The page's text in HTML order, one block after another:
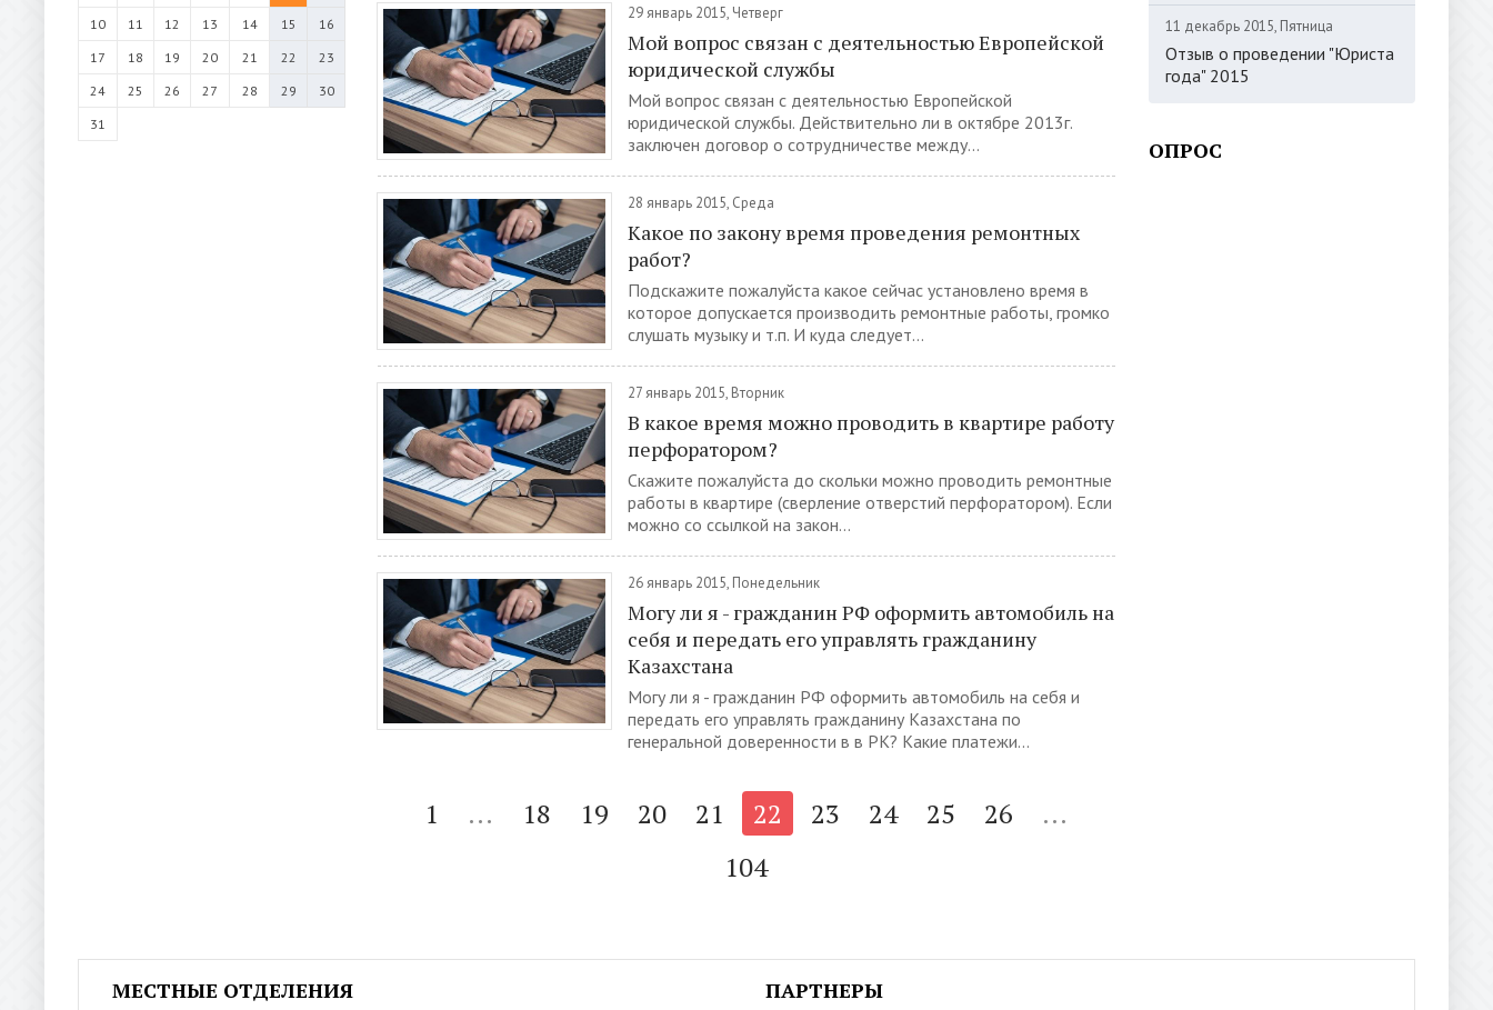
10
11 12 13 14 15
16
17
18 19 20 21 22
23
24
25 26 27 28 29
30
31
29 январь 2015, Четверг
Мой вопрос связан с деятельностью Европейской
юридической службы
Мой вопрос связан с деятельностью Европейской
юридической службы. Действительно ли в октябре 2013г.
заключен договор о сотрудничестве между...
28 январь 2015, Среда
Какое по закону время проведения ремонтных
работ?
Подскажите пожалуйста какое сейчас установлено время в
которое допускается производить ремонтные работы, громко
слушать музыку и т.п. И куда следует...
27 январь 2015, Вторник
В какое время можно проводить в квартире работу
перфоратором?
Скажите пожалуйста до скольки можно проводить ремонтные
работы в квартире (сверление отверстий перфоратором). Если
можно со ссылкой на закон...
26 январь 2015, Понедельник
Могу ли я - гражданин РФ оформить автомобиль на
себя и передать его управлять гражданину
Казахстана
Могу ли я - гражданин РФ оформить автомобиль на себя и
передать его управлять гражданину Казахстана по
генеральной доверенности в в РК? Какие платежи...
1 ... 18 19 20 21 22 23 24 25 26
...
104
11 декабрь 2015, Пятница
Отзыв о проведении "Юриста
года" 2015
ОПРОС
МЕСТНЫЕ ОТДЕЛЕНИЯ ПАРТНЕРЫ